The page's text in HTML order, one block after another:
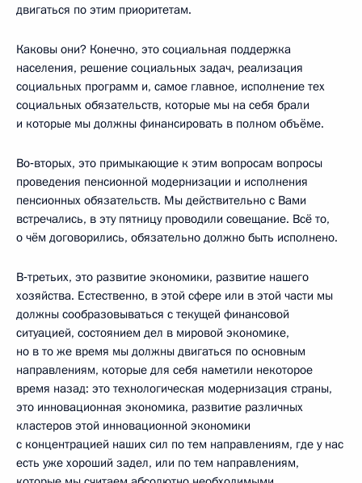
двигаться по этим приоритетам.
Каковы они? Конечно, это социальная поддержка
населения, решение социальных задач, реализация
социальных программ и, самое главное, исполнение тех
социальных обязательств, которые мы на себя брали
и которые мы должны финансировать в полном объёме.
Во‑вторых, это примыкающие к этим вопросам вопросы
проведения пенсионной модернизации и исполнения
пенсионных обязательств. Мы действительно с Вами
встречались, в эту пятницу проводили совещание. Всё то,
о чём договорились, обязательно должно быть исполнено.
В‑третьих, это развитие экономики, развитие нашего
хозяйства. Естественно, в этой сфере или в этой части мы
должны сообразовываться с текущей финансовой
ситуацией, состоянием дел в мировой экономике,
но в то же время мы должны двигаться по основным
направлениям, которые для себя наметили некоторое
время назад: это технологическая модернизация страны,
это инновационная экономика, развитие различных
кластеров этой инновационной экономики
с концентрацией наших сил по тем направлениям, где у нас
есть уже хороший задел, или по тем направлениям,